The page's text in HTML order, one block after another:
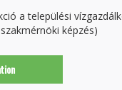
a települési
képzés)